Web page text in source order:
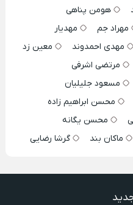
هومن پناهی
مهراد جم
مهدیار
مهدی احمدوند
معین زد
مرتضی اشرفی
مسعود جلیلیان
محسن ابراهیم زاده
محسن یگانه
ماکان بند گرشا رضایی